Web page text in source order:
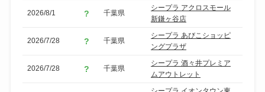
2026/8/1 千葉県
シープラ アクロスモール
新鎌ヶ谷店
2026/7/28 千葉県
シープラ あびこショッピ
ングプラザ
2026/7/28 千葉県
シープラ 酒々井プレミア
ムアウトレット